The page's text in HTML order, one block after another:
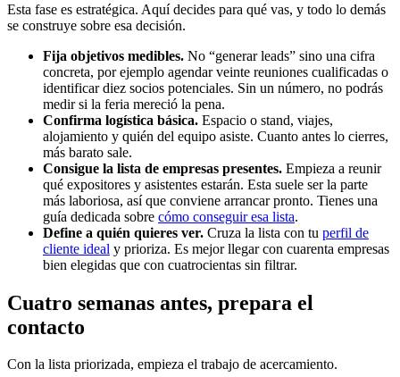
Esta fase es estratégica. Aquí decides para qué vas, y todo lo demás
se construye sobre esa decisión.
Fija objetivos medibles. No “generar leads” sino una cifra
concreta, por ejemplo agendar veinte reuniones cualificadas o
identificar diez socios potenciales. Sin un número, no podrás
medir si la feria mereció la pena.
Confirma logística básica. Espacio o stand, viajes,
alojamiento y quién del equipo asiste. Cuanto antes lo cierres,
más barato sale.
Consigue la lista de empresas presentes. Empieza a reunir
qué expositores y asistentes estarán. Esta suele ser la parte
más laboriosa, así que conviene arrancar pronto. Tienes una
guía dedicada sobre cómo conseguir esa lista.
Define a quién quieres ver. Cruza la lista con tu perfil de
cliente ideal y prioriza. Es mejor llegar con cuarenta empresas
bien elegidas que con cuatrocientas sin filtrar.
Cuatro semanas antes, prepara el
contacto
Con la lista priorizada, empieza el trabajo de acercamiento.